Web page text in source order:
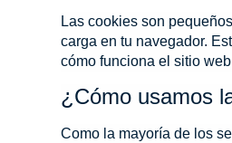
Las cookies son
carga en tu navegador.
cómo funciona el sitio
¿Cómo usamos
Como la mayoría de los